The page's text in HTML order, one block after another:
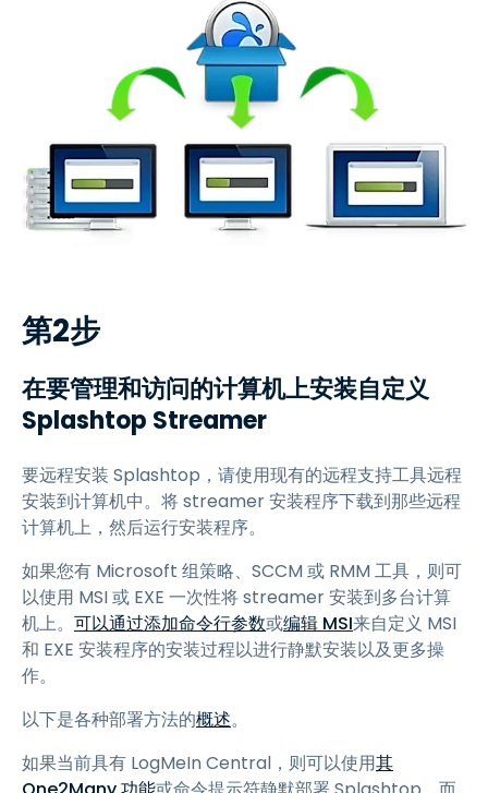
第2步
在要管理和访问的计算机上安装自定义
Splashtop Streamer
要远程安装 Splashtop，请使用现有的远程支持工具远程
安装到计算机中。将 streamer 安装程序下载到那些远程
计算机上，然后运行安装程序。
如果您有 Microsoft 组策略、SCCM 或 RMM 工具，则可
以使用 MSI 或 EXE 一次性将 streamer 安装到多台计算
机上。 可以通过添加命令行参数或编辑 MSI来自定义 MSI
和 EXE 安装程序的安装过程以进行静默安装以及更多操
作。
以下是各种部署方法的概述。
如果当前具有 LogMeIn Central，则可以使用其